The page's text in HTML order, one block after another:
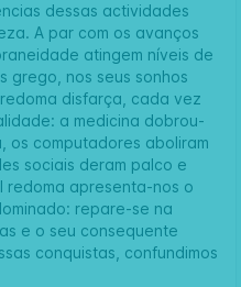
dessas actividades
A par com os avanços
atingem níveis de
grego, nos seus sonhos
disfarça, cada vez
a medicina dobrou-
os computadores aboliram
sociais deram palco e
redoma apresenta-nos o
repare-se na
e o seu consequente
conquistas, confundimos